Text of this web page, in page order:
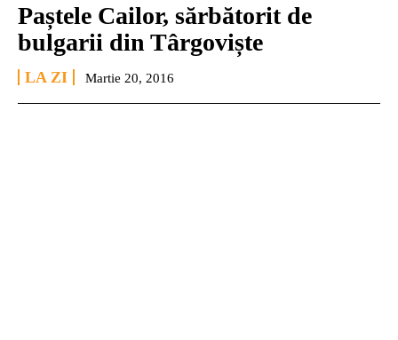
Paștele Cailor, sărbătorit de
bulgarii din Târgoviște
LA ZI Martie 20, 2016